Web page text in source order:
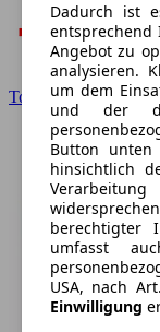
Toyota
Dadurch ist
entsprechend
Angebot zu
analysieren.
um dem
und der
Button
hinsichtlich
berechtigter
umfasst
USA, nach
Einwilligung